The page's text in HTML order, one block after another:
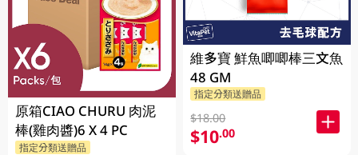
原箱CIAO CHURU 肉泥
棒(雞肉醬)6 X 4 PC
指定分類送贈品
維多寶 鮮魚唧唧棒三文魚
48 GM
指定分類送贈品
$18.00
$10.00